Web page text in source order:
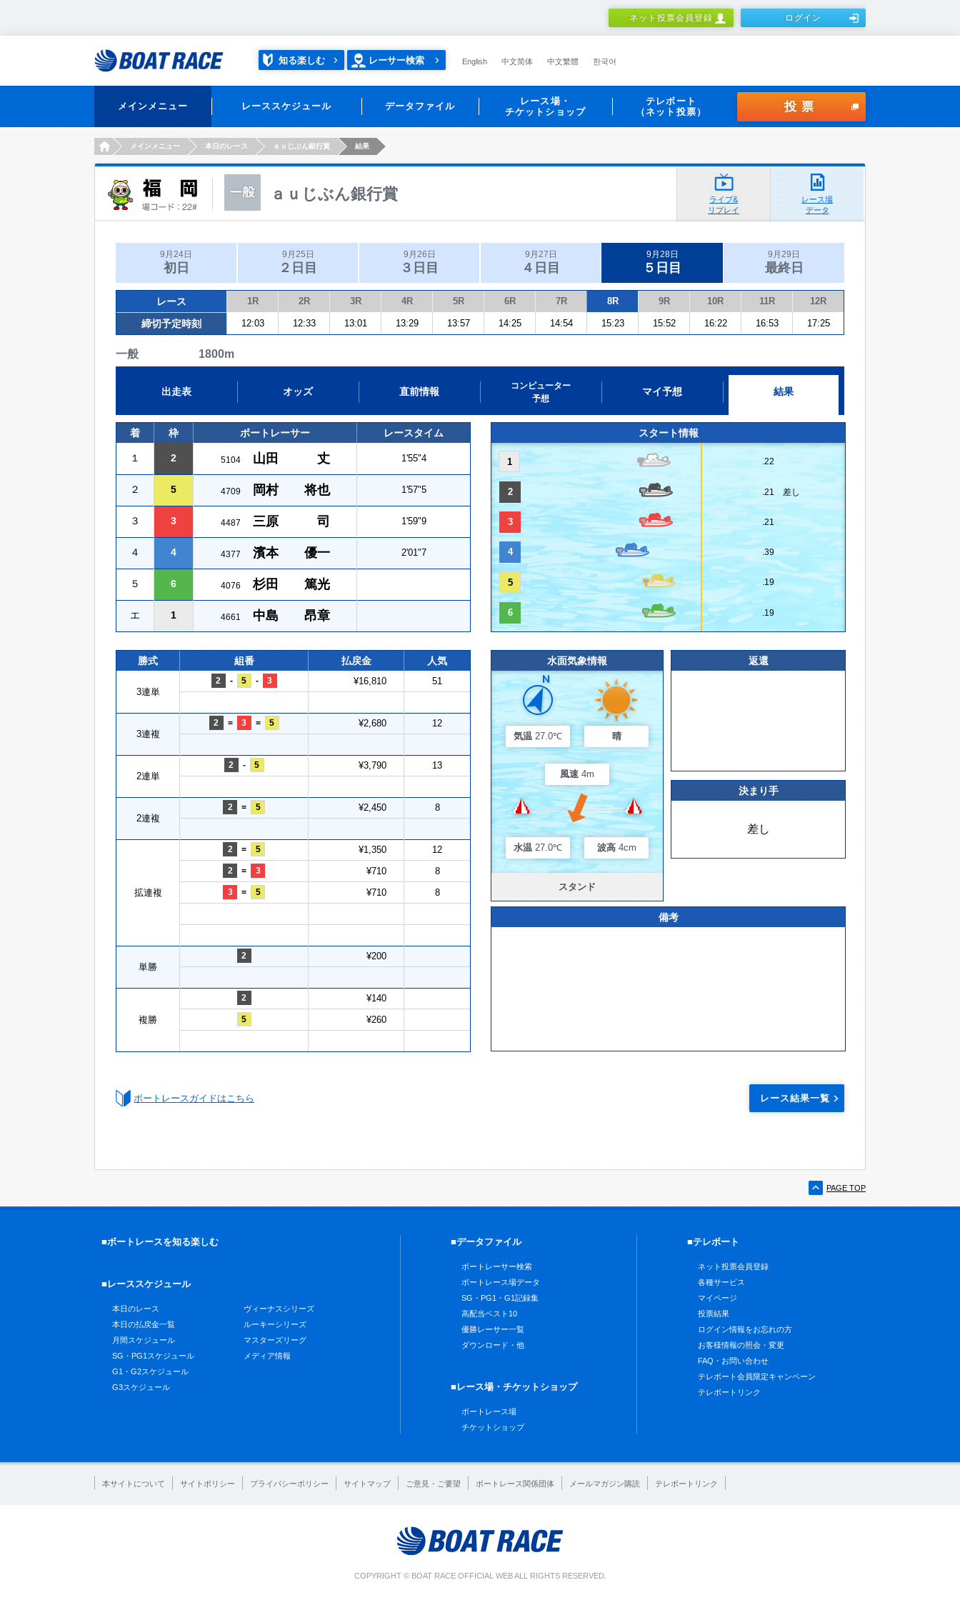
ネット投票会員登録 ログイン
知る楽しむ レーサー検索 English 中文简体 中文繁體 한국어
メインメニュー レーススケジュール データファイル
レース場・
チケットショップ
テレボート
（ネット投票）
投票
HOMEメインメニュー 本日のレース ａｕじぶん銀行賞 結果
ａｕじぶん銀行賞
ライブ&
リプレイ
レース場
データ
9月24日
初日
9月25日
２日目
9月26日
３日目
9月27日
４日目
9月28日
５日目
9月29日
最終日
レース 1R 2R 3R 4R 5R 6R 7R 8R 9R 10R 11R 12R
締切予定時刻 12:03 12:33 13:01 13:29 13:57 14:25 14:54 15:23 15:52 16:22 16:53 17:25
一般 1800m
出走表 オッズ 直前情報
コンピューター
予想
マイ予想 結果
着 枠 ボートレーサー レースタイム
１ 2 5104 山田 丈 1'55"4
２ 5 4709 岡村 将也 1'57"5
３ 3 4487 三原 司 1'59"9
４ 4 4377 濱本 優一 2'01"7
５ 6 4076 杉田 篤光
エ 1 4661 中島 昂章
スタート情報
1 .22
2 .21 差し
3 .21
4 .39
5 .19
6 .19
勝式 組番 払戻金 人気
3連単
2 - 5 - 3 ¥16,810 51
3連複
2 = 3 = 5 ¥2,680 12
2連単
2 - 5 ¥3,790 13
2連複
2 = 5 ¥2,450 8
拡連複
2 = 5 ¥1,350 12
2 = 3 ¥710 8
3 = 5 ¥710 8
単勝
2 ¥200
複勝
2 ¥140
5 ¥260
水面気象情報
気温 27.0℃ 晴
風速 4m
水温 27.0℃ 波高 4cm
スタンド
返還
決まり手
差し
備考
ボートレースガイドはこちら レース結果一覧
PAGE TOP
■ボートレースを知る楽しむ
■レーススケジュール
本日のレース
本日の払戻金一覧
月間スケジュール
SG・PG1スケジュール
G1・G2スケジュール
G3スケジュール
ヴィーナスシリーズ
ルーキーシリーズ
マスターズリーグ
メディア情報
■データファイル
ボートレーサー検索
ボートレース場データ
SG・PG1・G1記録集
高配当ベスト10
優勝レーサー一覧
ダウンロード・他
■レース場・チケットショップ
ボートレース場
チケットショップ
■テレボート
ネット投票会員登録
各種サービス
マイページ
投票結果
ログイン情報をお忘れの方
お客様情報の照会・変更
FAQ・お問い合わせ
テレボート会員限定キャンペーン
テレボートリンク
本サイトについて サイトポリシー プライバシーポリシー サイトマップ ご意見・ご要望 ボートレース関係団体 メールマガジン購読 テレボートリンク
COPYRIGHT © BOAT RACE OFFICIAL WEB ALL RIGHTS RESERVED.